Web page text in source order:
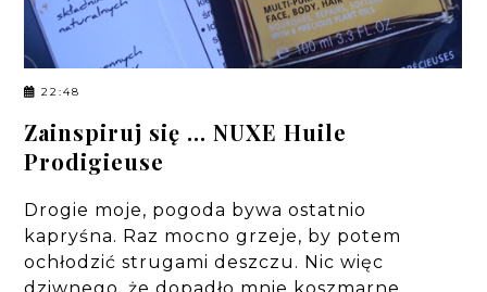
22:48
Zainspiruj się ... NUXE Huile
Prodigieuse
Drogie moje, pogoda bywa ostatnio
kapryśna. Raz mocno grzeje, by potem
ochłodzić strugami deszczu. Nic więc